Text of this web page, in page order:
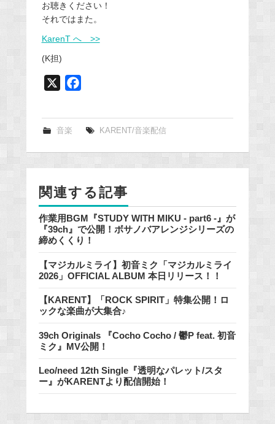
お聴きください！
それではまた。
KarenT へ >>
(K担)
e
k
音楽 KARENT/音楽配信
関連する記事
作業用BGM『STUDY WITH MIKU - part6 -』が
『39ch』で公開！ボサノバアレンジシリーズの
締めくくり！
【マジカルミライ】初音ミク「マジカルミライ
2026」OFFICIAL ALBUM 本日リリース！！
【KARENT】「ROCK SPIRIT」特集公開！ロ
ックな楽曲が大集合♪
39ch Originals 『Cocho Cocho / 鬱P feat. 初音
ミク』MV公開！
Leo/need 12th Single『透明なパレット/スタ
ー』がKARENTより配信開始！